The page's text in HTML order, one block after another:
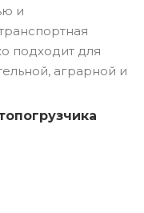
и
подходит для
аграрной и